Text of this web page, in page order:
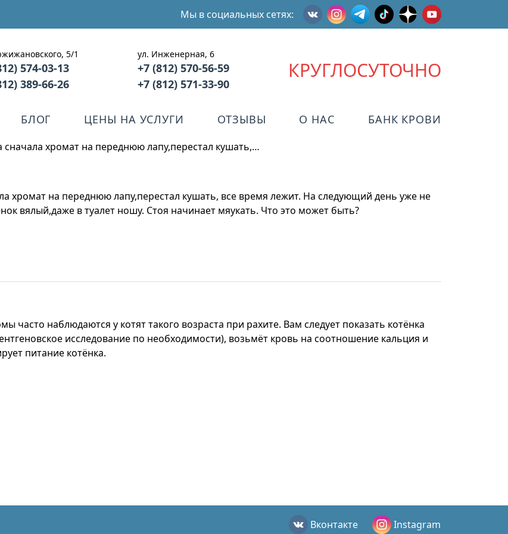
Мы в социальных сетях:
5/1
574-03-13
389-66-26
ул. Инженерная, 6
+7 (812) 570-56-59
+7 (812) 571-33-90
КРУГЛОСУТОЧНО
БЛОГ ЦЕНЫ НА УСЛУГИ ОТЗЫВЫ О НАС БАНК КРОВИ
сначала хромат на переднюю лапу,перестал кушать,…
хромат на переднюю лапу,перестал кушать, все время лежит. На следующий день уже не
вялый,даже в туалет ношу. Стоя начинает мяукать. Что это может быть?
часто наблюдаются у котят такого возраста при рахите. Вам следует показать котёнка
исследование по необходимости), возьмёт кровь на соотношение кальция и
питание котёнка.
Вконтакте Instagram